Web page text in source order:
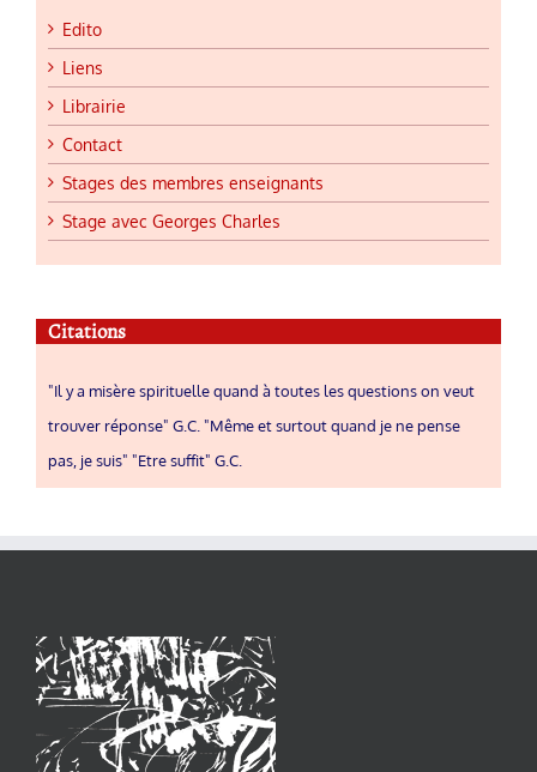
Edito
Liens
Librairie
Contact
Stages des membres enseignants
Stage avec Georges Charles
Citations
"Il y a misère spirituelle quand à toutes les questions on veut
trouver réponse" G.C. "Même et surtout quand je ne pense
pas, je suis" "Etre suffit" G.C.